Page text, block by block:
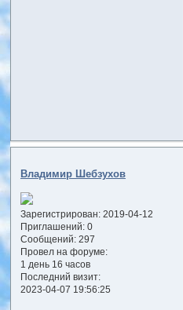
Владимир Шебзухов
Зарегистрирован: 2019-04-12
Приглашений:0
Сообщений:297
Провел на форуме:
1 день 16 часов
Последний визит:
2023-04-07 19:56:25